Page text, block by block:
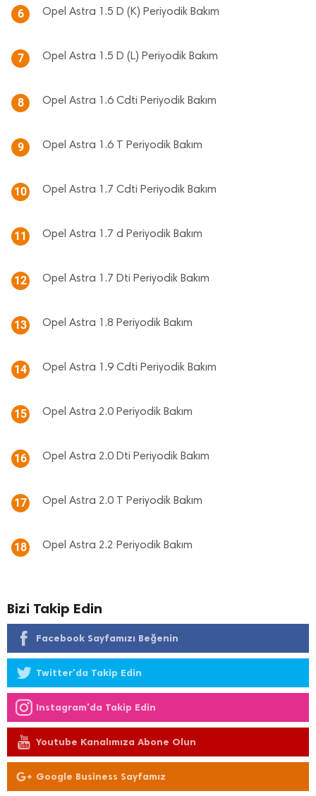
6 Opel Astra 1.5 D (K) Periyodik Bakım
7 Opel Astra 1.5 D (L) Periyodik Bakım
8 Opel Astra 1.6 Cdti Periyodik Bakım
9 Opel Astra 1.6 T Periyodik Bakım
10 Opel Astra 1.7 Cdti Periyodik Bakım
11 Opel Astra 1.7 d Periyodik Bakım
12 Opel Astra 1.7 Dti Periyodik Bakım
13 Opel Astra 1.8 Periyodik Bakım
14 Opel Astra 1.9 Cdti Periyodik Bakım
15 Opel Astra 2.0 Periyodik Bakım
16 Opel Astra 2.0 Dti Periyodik Bakım
17 Opel Astra 2.0 T Periyodik Bakım
18 Opel Astra 2.2 Periyodik Bakım
Bizi Takip Edin
Facebook Sayfamızı Beğenin
Twitter'da Takip Edin
Instagram'da Takip Edin
Youtube Kanalımıza Abone Olun
Google Business Sayfamız